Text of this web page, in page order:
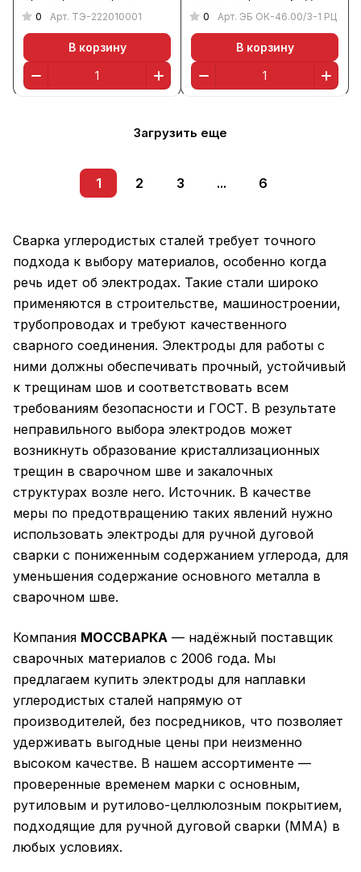
0 Арт. ТЭ-222010001
В корзину
Бор
0 Арт. ЭБ ОК-46.00/3-1 РЦ
В корзину
Загрузить еще
1 2 3 ... 6
Сварка углеродистых сталей требует точного
подхода к выбору материалов, особенно когда
речь идет об электродах. Такие стали широко
применяются в строительстве, машиностроении,
трубопроводах и требуют качественного
сварного соединения. Электроды для работы с
ними должны обеспечивать прочный, устойчивый
к трещинам шов и соответствовать всем
требованиям безопасности и ГОСТ. В результате
неправильного выбора электродов может
возникнуть образование кристаллизационных
трещин в сварочном шве и закалочных
структурах возле него. Источник. В качестве
меры по предотвращению таких явлений нужно
использовать электроды для ручной дуговой
сварки с пониженным содержанием углерода, для
уменьшения содержание основного металла в
сварочном шве.
Компания МОССВАРКА — надёжный поставщик
сварочных материалов с 2006 года. Мы
предлагаем купить электроды для наплавки
углеродистых сталей напрямую от
производителей, без посредников, что позволяет
удерживать выгодные цены при неизменно
высоком качестве. В нашем ассортименте —
проверенные временем марки с основным,
рутиловым и рутилово-целлюлозным покрытием,
подходящие для ручной дуговой сварки (ММА) в
любых условиях.